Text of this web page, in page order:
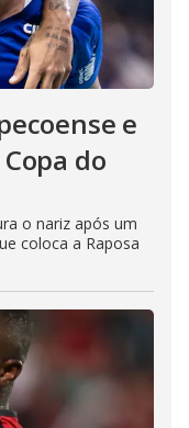
e
do
o nariz após um
coloca a Raposa